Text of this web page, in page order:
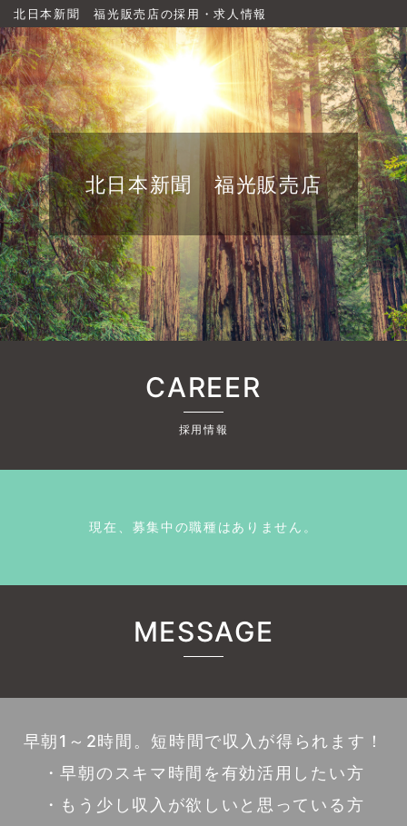
北日本新聞 福光販売店の採用・求人情報
北日本新聞 福光販売店
CAREER
採用情報
現在、募集中の職種はありません。
MESSAGE
早朝1～2時間。短時間で収入が得られます！
・早朝のスキマ時間を有効活用したい方
・もう少し収入が欲しいと思っている方